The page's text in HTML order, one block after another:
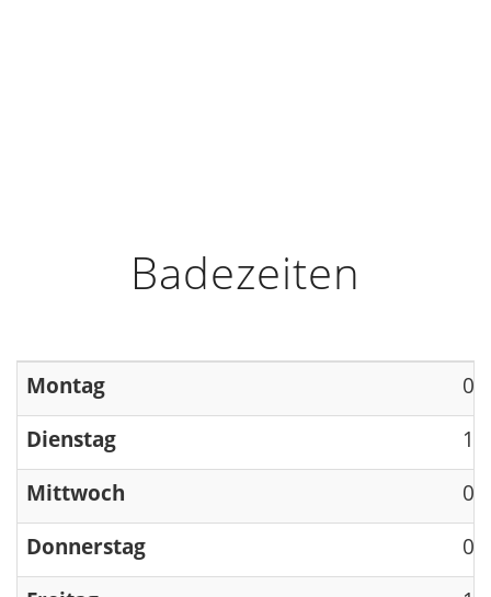
Badezeiten
Montag
Dienstag
Mittwoch
Donnerstag